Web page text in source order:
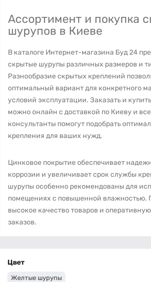
Ассортимент и покупка
шурупов в Киеве
В каталоге Интернет-магазина Буд 24
скрытые шурупы различных размеров и
Разнообразие скрытых креплений
оптимальный вариант для конкретного
условий эксплуатации. Заказать и
можно онлайн с доставкой по Киеву и
консультанты помогут подобрать
крепления для ваших нужд.
Цинковое покрытие обеспечивает
коррозии и увеличивает срок службы
шурупы особенно рекомендованы для
помещениях с повышенной влажностью.
высокое качество товаров и
заказов.
Цвет
Желтые шурупы